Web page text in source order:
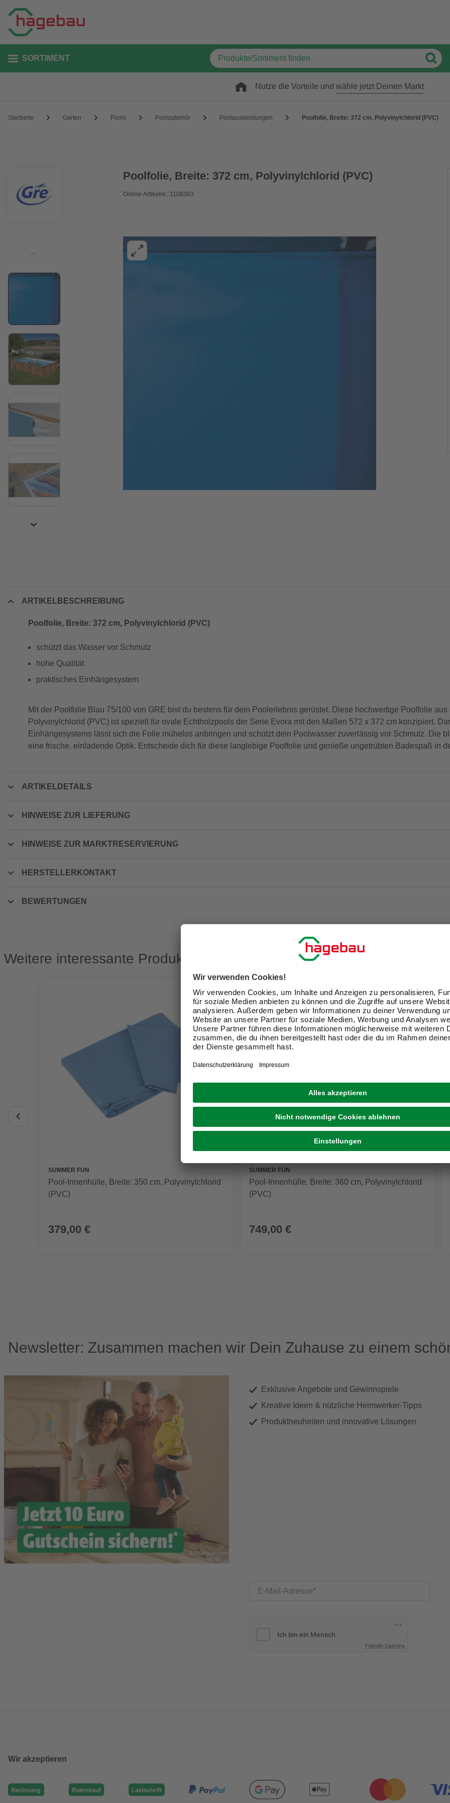
SORTIMENT
Nutze die Vorteile und wähle jetzt Deinen Markt
Startseite Garten Pools Poolzubehör Poolauskleidungen Poolfolie, Breite: 372 cm, Polyvinylchlorid (PVC)
Poolfolie, Breite: 372 cm, Polyvinylchlorid (PVC)
Online-Artikelnr.: 1108363
ARTIKELBESCHREIBUNG
Poolfolie, Breite: 372 cm, Polyvinylchlorid (PVC)
schützt das Wasser vor Schmutz
hohe Qualität
praktisches Einhängesystem
Mit der Poolfolie Blau 75/100 von GRE bist du bestens für dein Poolerlebnis gerüstet. Diese hochwertige Poolfolie aus
Polyvinylchlorid (PVC) ist speziell für ovale Echtholzpools der Serie Evora mit den Maßen 572 x 372 cm konzipiert.
Einhängesystems lässt sich die Folie mühelos anbringen und schützt dein Poolwasser zuverlässig vor Schmutz. Die
eine frische, einladende Optik. Entscheide dich für diese langlebige Poolfolie und genieße ungetrübten Badespaß in
ARTIKELDETAILS
HINWEISE ZUR LIEFERUNG
HINWEISE ZUR MARKTRESERVIERUNG
HERSTELLERKONTAKT
BEWERTUNGEN
Weitere interessante Produkte
SUMMER FUN
Pool-Innenhülle, Breite: 350 cm, Polyvinylchlorid
(PVC)
379,00 €
SUMMER FUN
Pool-Innenhülle, Breite: 360 cm, Polyvinylchlorid
(PVC)
749,00 €
Newsletter: Zusammen machen wir Dein Zuhause zu einem
Exklusive Angebote und Gewinnspiele
Kreative Ideen & nützliche Heimwerker-Tipps
Produktneuheiten und innovative Lösungen
E-Mail-Adresse
Friendly Captcha
Wir akzeptieren